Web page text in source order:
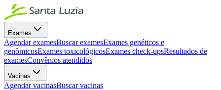
Exames
Agendar examesBuscar examesExames genéticos e
genômicosExames toxicológicosExames check-upsResultados de
examesConvênios atendidos
Vacinas
Agendar vacinasBuscar vacinas